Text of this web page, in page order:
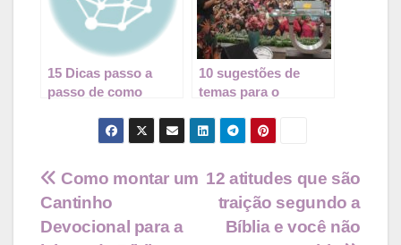
15 Dicas passo a
passo de como
versículos
10 sugestões de
temas para o
Mulheres da sua
igreja
Navegação
de
12 atitudes que são
traição segundo a
Bíblia e você não
Como montar um
Cantinho
Devocional para a